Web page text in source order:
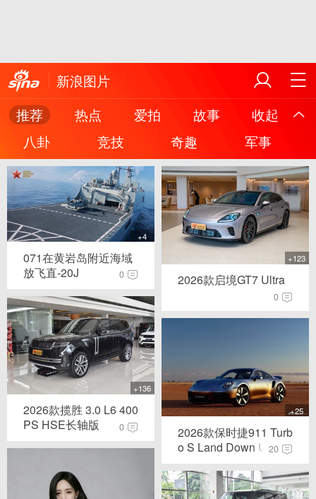
新浪图片
推荐
热点 爱拍 故事
收起
八卦
竞技 奇趣 军事
+4
071在黄岩岛附近海域
放飞直-20J
0
+136
2026款揽胜 3.0 L6 400
PS HSE长轴版
0
+123
2026款启境GT7 Ultra
0
+25
2026款保时捷911 Turb
o S Land Down Un...
20